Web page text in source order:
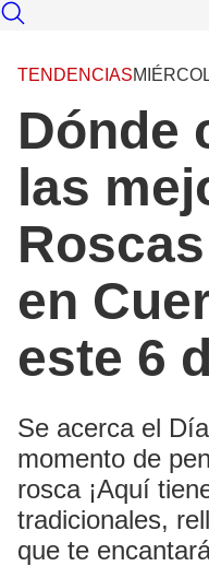
TENDENCIAS
Dónde
las
en
este 6
Se acerca el
momento de
rosca ¡Aquí
tradicionales,
que te